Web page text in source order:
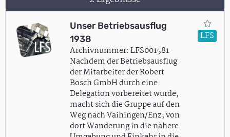
Unser Betriebsausflug
1938
Archivnummer: LFS001581
Nachdem der Betriebsausflug
der Mitarbeiter der Robert
Bosch GmbH durch eine
Delegation vorbereitet wurde,
macht sich die Gruppe auf den
Weg nach Vaihingen/Enz; von
dort Wanderung in die nähere
LFS